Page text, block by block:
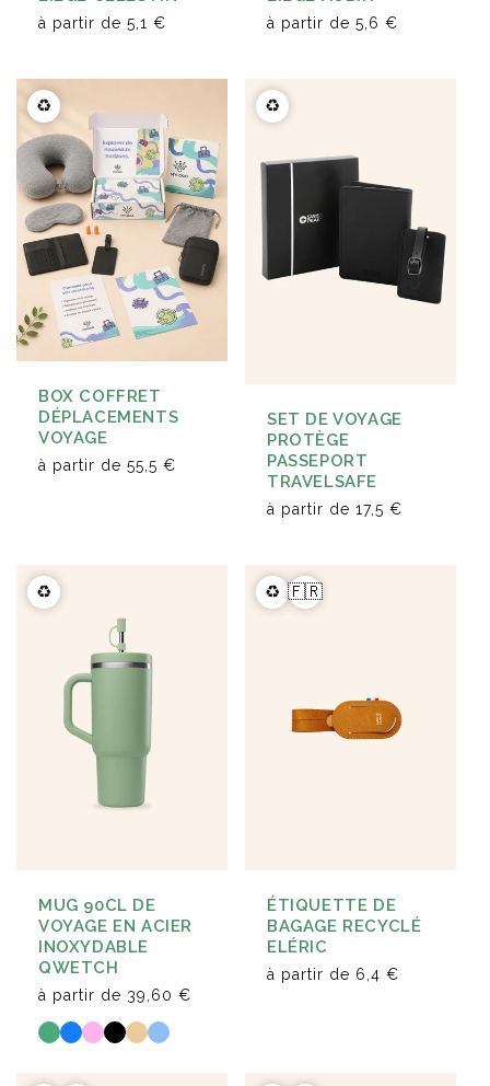
à partir de 5,1 € à partir de 5,6 €
♻️
BOX COFFRET
DÉPLACEMENTS
VOYAGE
à partir de 55,5 €
♻️
SET DE VOYAGE
PROTÈGE
PASSEPORT
TRAVELSAFE
à partir de 17,5 €
♻️
MUG 90CL DE
VOYAGE EN ACIER
INOXYDABLE
QWETCH
à partir de 39,60 €
♻️ 🇫🇷
ÉTIQUETTE DE
BAGAGE RECYCLÉ
ELÉRIC
à partir de 6,4 €